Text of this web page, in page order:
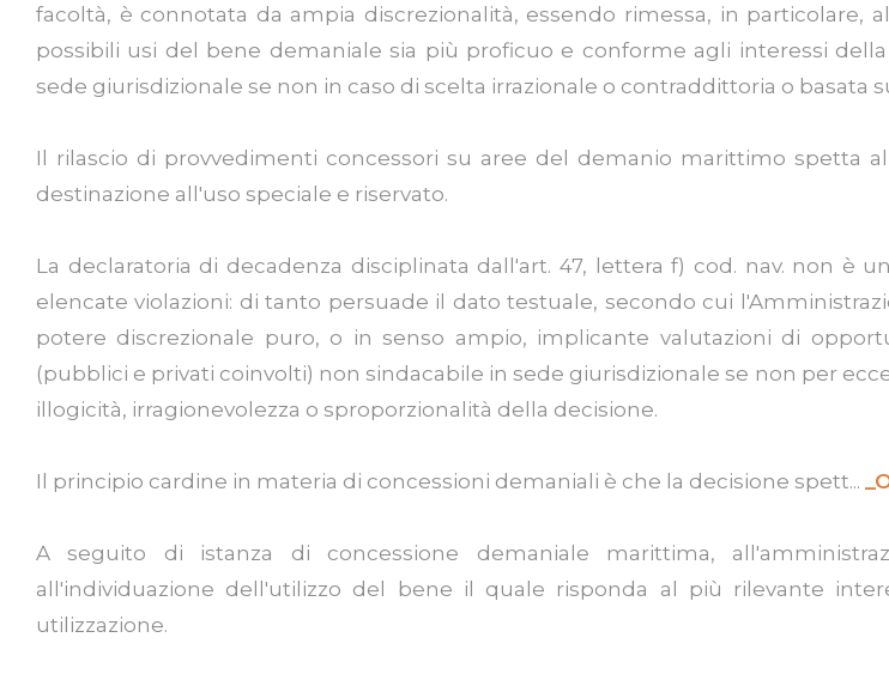
facoltà, è connotata da ampia discrezionalità, essendo rimessa, in particolare,
possibili usi del bene demaniale sia più proficuo e conforme agli interessi
sede giurisdizionale se non in caso di scelta irrazionale o contraddittoria o basata
Il rilascio di provvedimenti concessori su aree del demanio marittimo spetta
destinazione all'uso speciale e riservato.
La declaratoria di decadenza disciplinata dall'art. 47, lettera f) cod. nav. non è
elencate violazioni: di tanto persuade il dato testuale, secondo cui
potere discrezionale puro, o in senso ampio, implicante valutazioni di
(pubblici e privati coinvolti) non sindacabile in sede giurisdizionale se non per
illogicità, irragionevolezza o sproporzionalità della decisione.
Il principio cardine in materia di concessioni demaniali è che la decisione spett...
A seguito di istanza di concessione demaniale marittima,
all'individuazione dell'utilizzo del bene il quale risponda al più rilevante
utilizzazione.